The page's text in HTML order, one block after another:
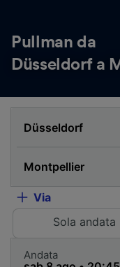
Pullman da
Düsseldorf a
Via
Sola andata
Andata